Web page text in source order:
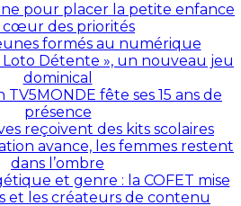
pour placer la petite enfance
cœur des priorités
formés au numérique
Loto Détente », un nouveau jeu
dominical
TV5MONDE fête ses 15 ans de
présence
reçoivent des kits scolaires
avance, les femmes restent
dans l’ombre
et genre : la COFET mise
et les créateurs de contenu